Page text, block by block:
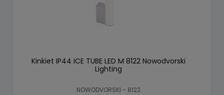
Kinkiet IP44 ICE TUBE LED M 8122 Nowodvorski
Lighting
NOWODVORSKI - 8122